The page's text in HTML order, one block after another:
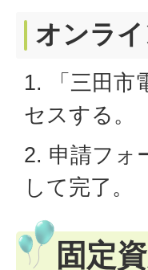
オンラ
1. 「三田市
セスする。
2. 申請フォ
して完了。
固定